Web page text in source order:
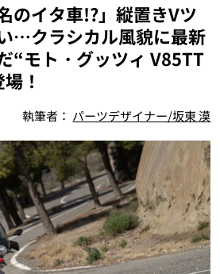
のイタ車!?」縦置きVツ
…クラシカル風貌に最新
“モト・グッツィ V85TT
！
執筆者： パーツデザイナー/坂東 漠